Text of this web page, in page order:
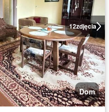
12zdjęcia
Dom